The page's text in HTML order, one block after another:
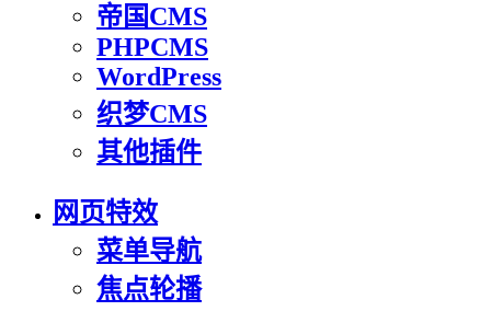
帝国CMS
PHPCMS
WordPress
织梦CMS
其他插件
网页特效
菜单导航
焦点轮播